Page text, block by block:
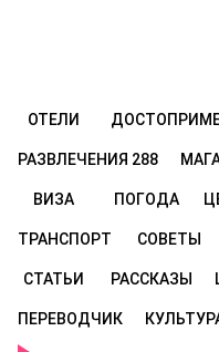
ОТЕЛИ
РАЗВЛЕЧЕНИЯ 288
ВИЗА ПОГОДА
ТРАНСПОРТ СОВЕТЫ
СТАТЬИ РАССКАЗЫ
ПЕРЕВОДЧИК